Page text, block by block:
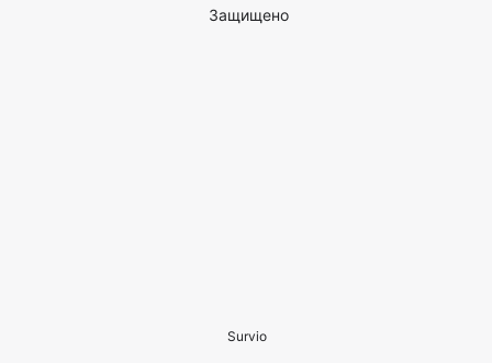
Защищено
Survio